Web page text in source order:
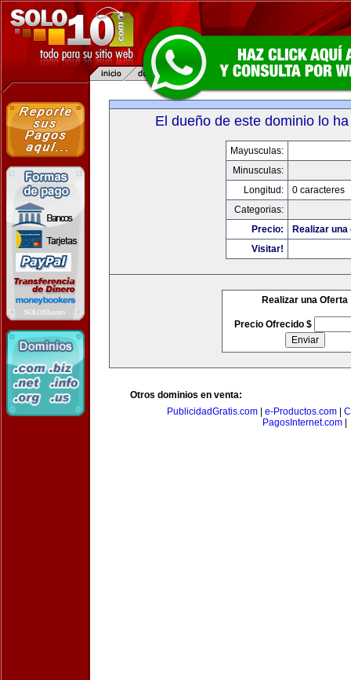
El dueño de este dominio lo
Mayusculas:
Minusculas:
Longitud:
0 caracteres
Categorias:
Precio:
Realizar
Visitar!
Realizar una Oferta
Precio Ofrecido $
Otros dominios en venta:
PublicidadGratis.com
e-Productos.com
PagosInternet.com